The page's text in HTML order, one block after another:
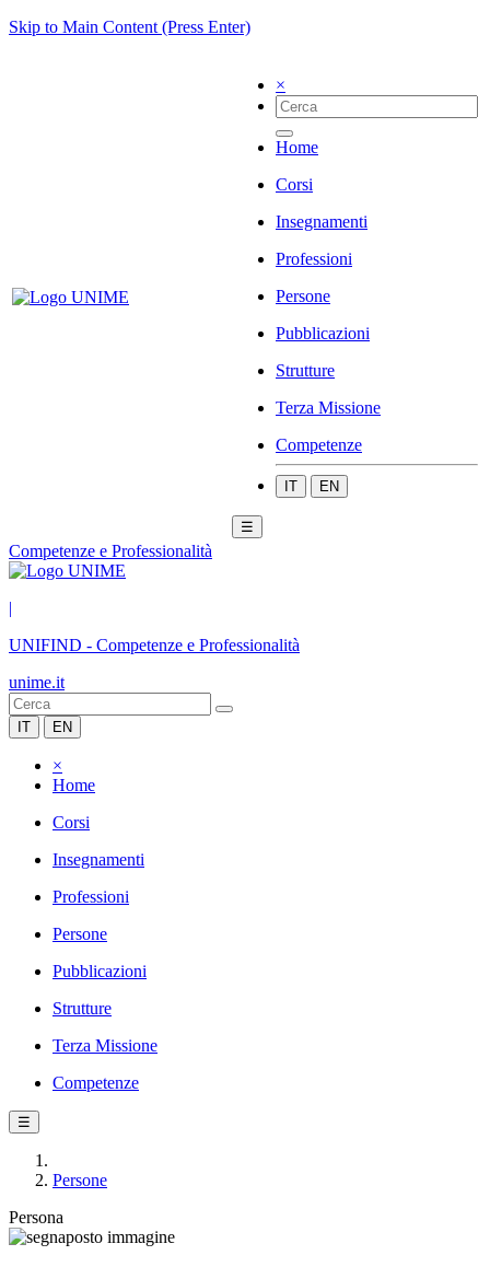
Skip to Main Content (Press Enter)
×
Home
Corsi
Insegnamenti
Professioni
Persone
Pubblicazioni
Strutture
Terza Missione
Competenze
IT EN
☰
Competenze e Professionalità
|
UNIFIND - Competenze e Professionalità
unime.it
IT EN
×
Home
Corsi
Insegnamenti
Professioni
Persone
Pubblicazioni
Strutture
Terza Missione
Competenze
☰
Persone
Persona